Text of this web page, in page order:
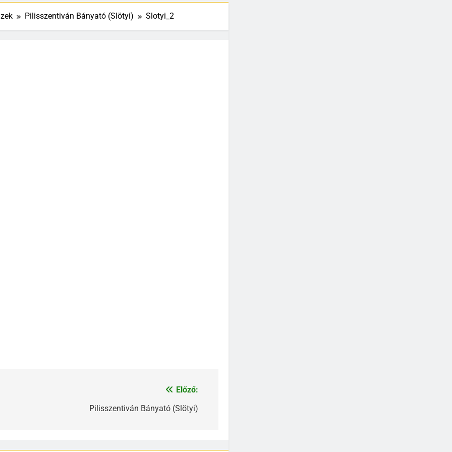
Pilisszentiván Bányató (Slötyi) Slotyi_2
Előző:
Pilisszentiván Bányató (Slötyi)